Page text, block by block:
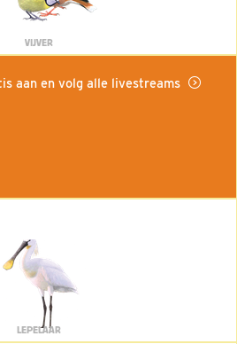
VIJVER
aan en volg alle livestreams
LEPELAAR